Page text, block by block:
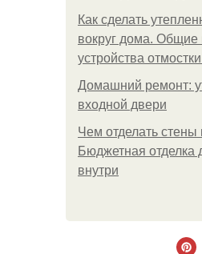
Как сделать
вокруг дома. Общие
устройства
Домашний ремонт:
входной двери
Чем отделать стены
Бюджетная отделка
внутри